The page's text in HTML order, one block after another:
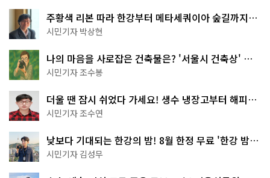
주황색 리본 따라 한강부터 메타세쿼이아 숲길까지…
서울둘레길 15코스
시민기자 박상현
나의 마음을 사로잡은 건축물은? '서울시 건축상' 수
상작 공개!
시민기자 조수봉
더울 땐 잠시 쉬었다 가세요! 생수 냉장고부터 해피소
·무더위쉼터까지
시민기자 조수연
낮보다 기대되는 한강의 밤! 8월 한정 무료 '한강 밤
핑' 예약은?
시민기자 김성무